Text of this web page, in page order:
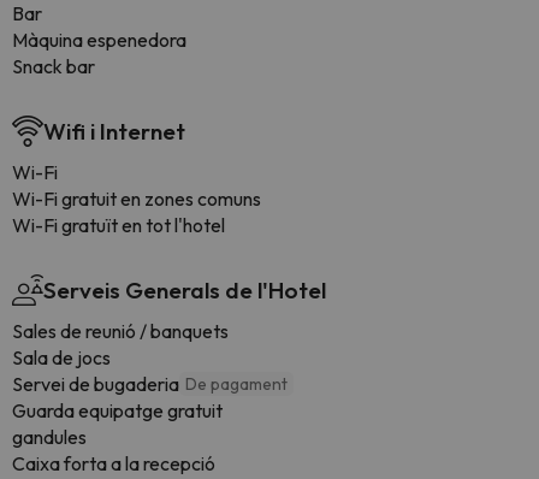
Bar
Màquina espenedora
Snack bar
Wifi i Internet
Wi-Fi
Wi-Fi gratuit en zones comuns
Wi-Fi gratuït en tot l'hotel
Serveis Generals de l'Hotel
Sales de reunió / banquets
Sala de jocs
Servei de bugaderia De pagament
Guarda equipatge gratuit
gandules
Caixa forta a la recepció